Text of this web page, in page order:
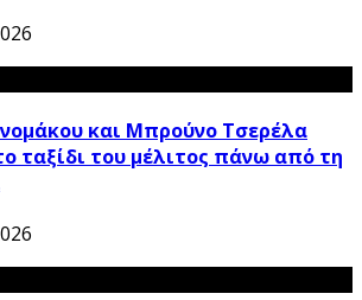
και Μπρούνο Τσερέλα
ταξίδι του μέλιτος πάνω από τη